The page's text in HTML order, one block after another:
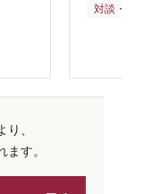
対談・座
、
す。